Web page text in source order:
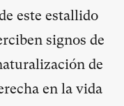
este estallido
signos de
de
en la vida